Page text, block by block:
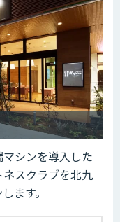
シンを導入した
スクラブを北九
ます。